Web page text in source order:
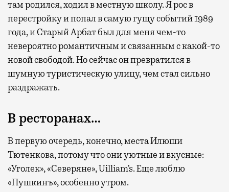
там родился, ходил в местную школу. Я рос в
перестройку и попал в самую гущу событий 1989
года, и Старый Арбат был для меня чем-то
невероятно романтичным и связанным с какой-то
новой свободой. Но сейчас он превратился в
шумную туристическую улицу, чем стал сильно
раздражать.
В ресторанах…
В первую очередь, конечно, места Илюши
Тютенкова, потому что они уютные и вкусные:
«Уголек», «Северяне», Uilliam’s. Еще люблю
«Пушкинъ», особенно утром.